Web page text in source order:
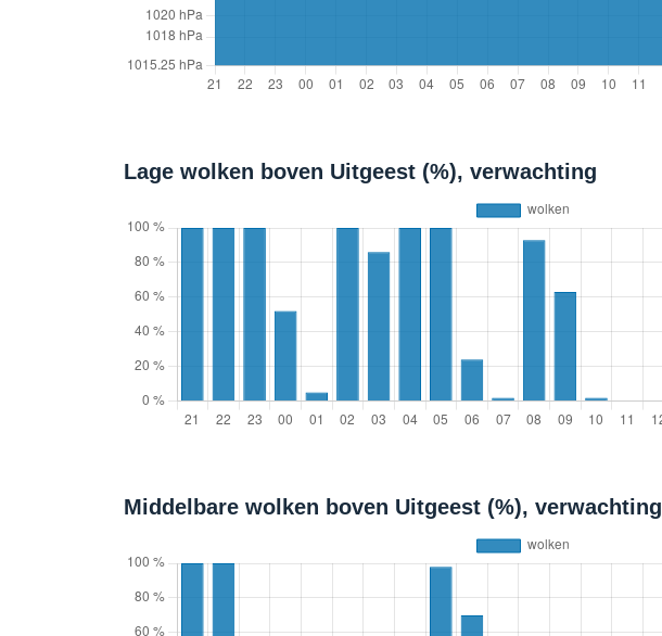
Lage wolken boven Uitgeest (%), verwachting
Middelbare wolken boven Uitgeest (%), verwachting